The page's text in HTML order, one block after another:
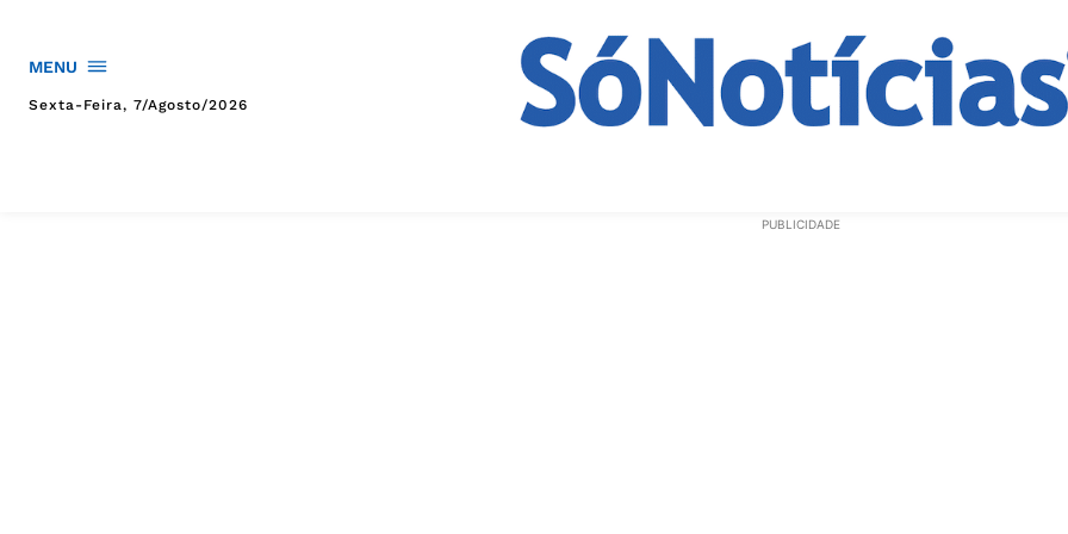
MENU
Sexta-Feira, 7/agosto/2026
PUBLICIDADE